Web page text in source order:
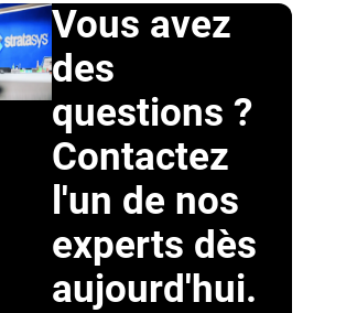
Vous avez
des
questions ?
Contactez
l'un de nos
experts dès
aujourd'hui.